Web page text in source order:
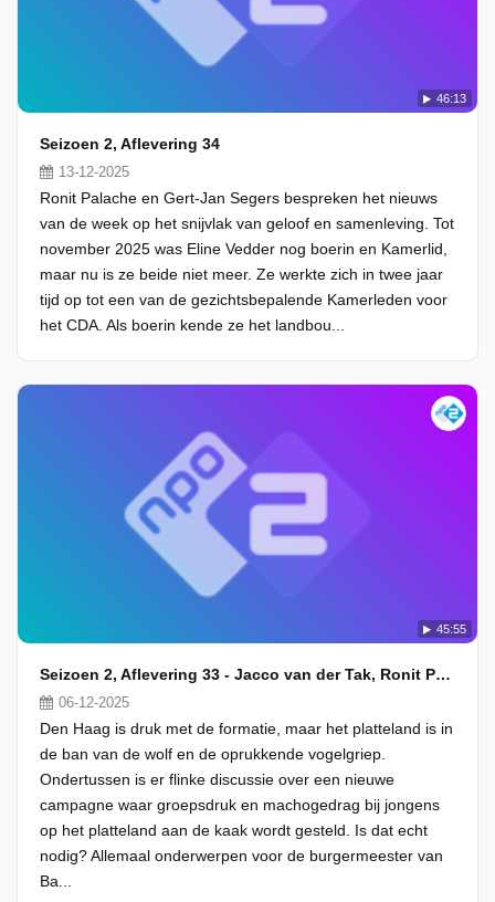
46:13
Seizoen 2, Aflevering 34
13-12-2025
Ronit Palache en Gert-Jan Segers bespreken het nieuws
van de week op het snijvlak van geloof en samenleving. Tot
november 2025 was Eline Vedder nog boerin en Kamerlid,
maar nu is ze beide niet meer. Ze werkte zich in twee jaar
tijd op tot een van de gezichtsbepalende Kamerleden voor
het CDA. Als boerin kende ze het landbou...
45:55
Seizoen 2, Aflevering 33 - Jacco van der Tak, Ronit Palache en Gert-Jan Segers
06-12-2025
Den Haag is druk met de formatie, maar het platteland is in
de ban van de wolf en de oprukkende vogelgriep.
Ondertussen is er flinke discussie over een nieuwe
campagne waar groepsdruk en machogedrag bij jongens
op het platteland aan de kaak wordt gesteld. Is dat echt
nodig? Allemaal onderwerpen voor de burgermeester van
Ba...